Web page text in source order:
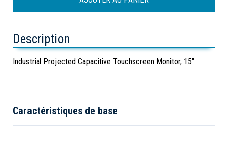
Description
Industrial Projected Capacitive Touchscreen Monitor, 15"
Caractéristiques de base